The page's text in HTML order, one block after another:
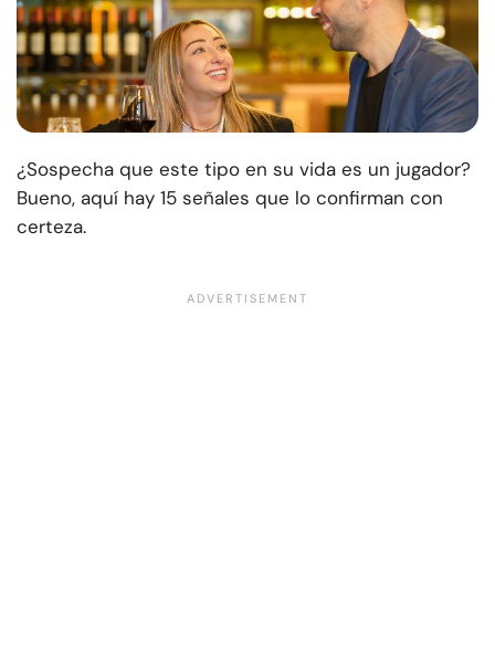
¿Sospecha que este tipo en su vida es un jugador?
Bueno, aquí hay 15 señales que lo confirman con
certeza.